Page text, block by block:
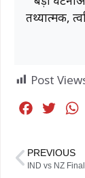
तथ्यात्मक,
Post
e
t
t
PREVIOUS